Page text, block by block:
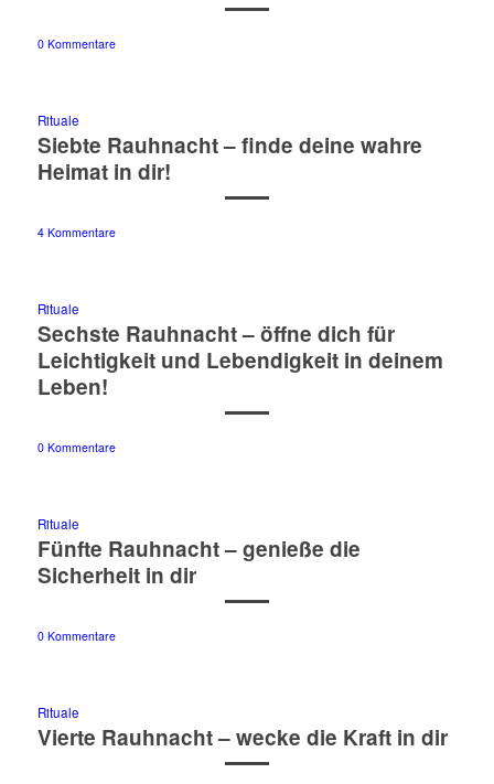
0 Kommentare
Rituale
Siebte Rauhnacht – finde deine wahre
Heimat in dir!
4 Kommentare
Rituale
Sechste Rauhnacht – öffne dich für
Leichtigkeit und Lebendigkeit in deinem
Leben!
0 Kommentare
Rituale
Fünfte Rauhnacht – genieße die
Sicherheit in dir
0 Kommentare
Rituale
Vierte Rauhnacht – wecke die Kraft in dir